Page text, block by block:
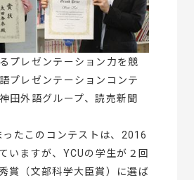
プレゼンテーション力を競
プレゼンテーションコンテ
田外語グループ、読売新聞
たこのコンテストは、2016
いますが、YCUの学生が２回
賞（文部科学大臣賞）に選ば